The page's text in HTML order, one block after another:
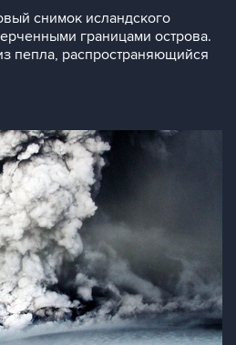
снимок исландского
границами острова.
пепла, распространяющийся